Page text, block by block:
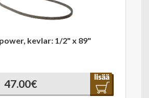
kevlar: 1/2" x 89"
47.00€